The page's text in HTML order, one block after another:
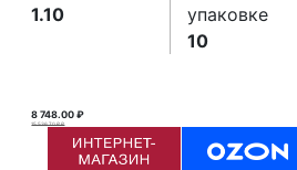
1.10
упаковке
10
8 748.00 ₽
15 536.70 ₽ ₽